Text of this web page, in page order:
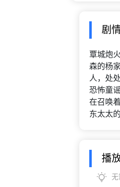
剧
覃城炮
森的杨
人，处
恐怖童
在召唤
东太太
播
无